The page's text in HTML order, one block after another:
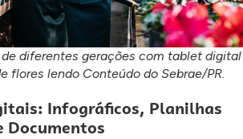
diferentes gerações com tablet digital
flores lendo Conteúdo do Sebrae/PR.
Infográficos, Planilhas
Documentos